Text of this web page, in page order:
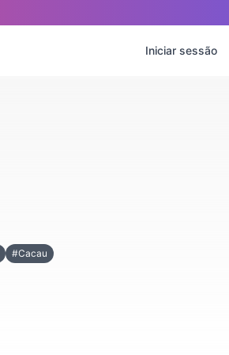
Iniciar sessão
#Cacau